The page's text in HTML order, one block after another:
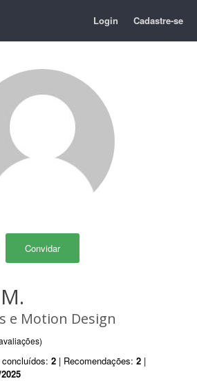
Login Cadastre-se
Convidar
e Motion Design
2 | Recomendações: 2 |